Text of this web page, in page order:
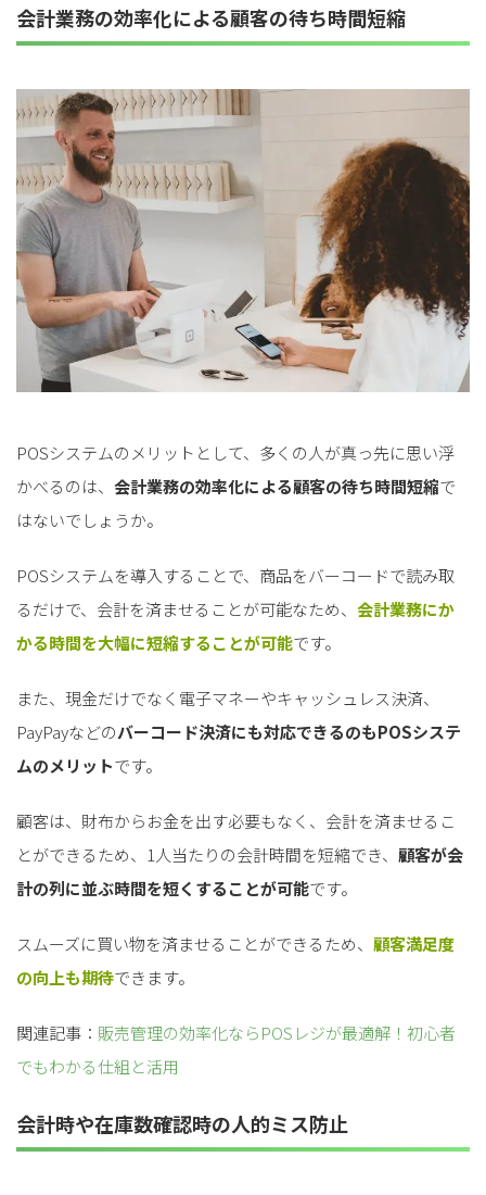
会計業務の効率化による顧客の待ち時間短縮
POSシステムのメリットとして、多くの人が真っ先に思い浮
かべるのは、 会計業務の効率化による顧客の待ち時間短縮で
はないでしょうか。
POSシステムを導入することで、商品をバーコードで読み取
るだけで、会計を済ませることが可能なため、 会計業務にか
かる時間を大幅に短縮することが可能です。
また、現金だけでなく電子マネーやキャッシュレス決済、
PayPayなどのバーコード決済にも対応できるのもPOSシステ
ムのメリットです。
顧客は、財布からお金を出す必要もなく、会計を済ませるこ
とができるため、1人当たりの会計時間を短縮でき、 顧客が会
計の列に並ぶ時間を短くすることが可能です。
スムーズに買い物を済ませることができるため、 顧客満足度
の向上も期待できます。
関連記事： 販売管理の効率化ならPOSレジが最適解！初心者
でもわかる仕組と活用
会計時や在庫数確認時の人的ミス防止